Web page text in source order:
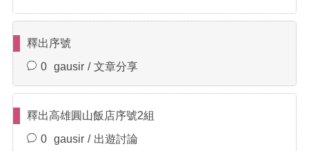
釋出序號
0
gausir 文章分享
釋出高雄圓山飯店序號2組
0
gausir 出遊討論